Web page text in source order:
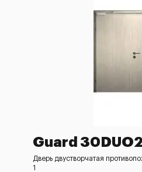
Guard
Дверь двустворчатая
1